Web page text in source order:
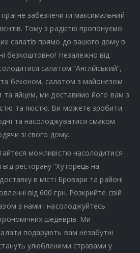
забезпечити максимальний
Тому з радістю пропонуємо
салатів прямо до вашого дому в
безкоштовно! Незалежно від
салатом “Англійський”,
беконом, салатом з майонезом
та яйцем, ми доставимо його вам з
та якістю. Ви можете зробити
та насолоджуватися смаком
зі свого дому.
можливістю насолодитися
ресторану “Хуторець на
в місті Бровари та районі
від 600 грн. Розкрийте свій
з нами і насолоджуйтесь
шедеврів. Ми
подарують вам незабутні
улюбленими стравами у